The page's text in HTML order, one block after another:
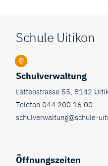
Schule Uitikon
Schulverwaltung
Lättenstrasse 55, 8142
Telefon 044 200 16 00
schulverwaltung@schule-
Öffnungszeiten